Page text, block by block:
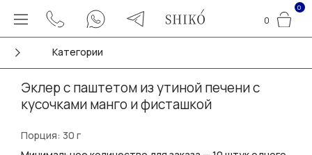
0
0
Категории
Эклер с паштетом из утиной печени с
кусочками манго и фисташкой
Порция: 30 г